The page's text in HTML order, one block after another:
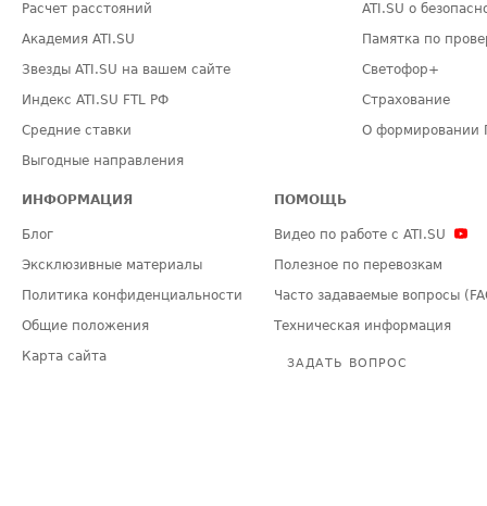
Расчет расстояний
Академия ATI.SU
Звезды ATI.SU на вашем сайте
Индекс ATI.SU FTL РФ
Средние ставки
Выгодные направления
ATI.SU о
Памятка по
Светофор+
Страхование
О формировании
ИНФОРМАЦИЯ
Блог
Эксклюзивные материалы
Политика конфиденциальности
Общие положения
Карта сайта
ПОМОЩЬ
Видео по работе с ATI.SU
Полезное по перевозкам
Часто задаваемые вопросы
Техническая информация
ЗАДАТЬ ВОПРОС